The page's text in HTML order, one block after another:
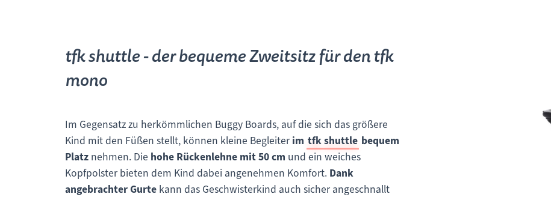
tfk shuttle - der bequeme Zweitsitz für den tfk
mono
Im Gegensatz zu herkömmlichen Buggy Boards, auf die sich das größere
Kind mit den Füßen stellt, können kleine Begleiterim tfk shuttle bequem
Platznehmen. Die hohe Rückenlehne mit 50 cm und ein weiches
Kopfpolster bieten dem Kind dabei angenehmen Komfort. Dank
angebrachter Gurtekann das Geschwisterkind auch sicher angeschnallt